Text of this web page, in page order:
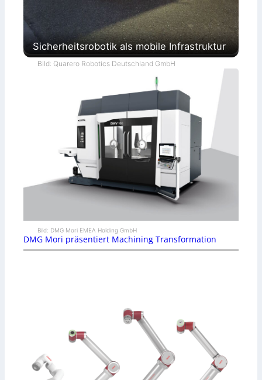
Sicherheitsrobotik als mobile Infrastruktur
Bild: Quarero Robotics Deutschland GmbH
Bild: DMG Mori EMEA Holding GmbH
DMG Mori präsentiert Machining Transformation